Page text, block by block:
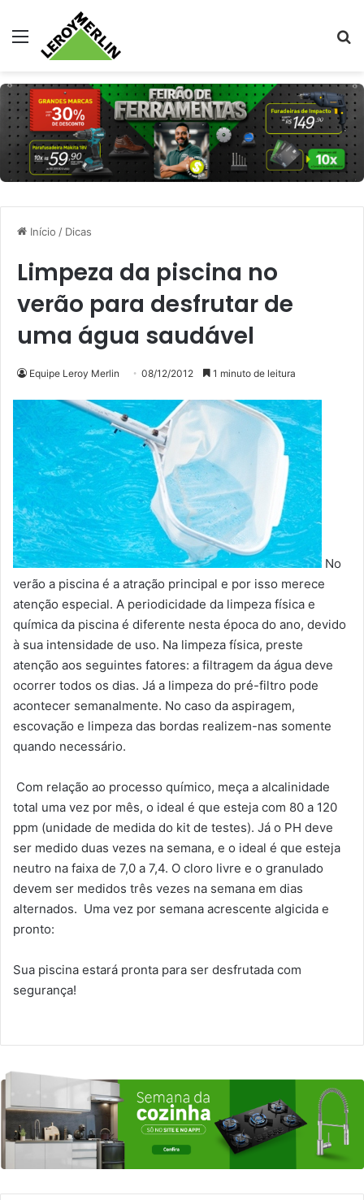
Menu
Início / Dicas
Limpeza da piscina no
verão para desfrutar de
uma água saudável
Equipe Leroy Merlin 08/12/2012 1 minuto de leitura
No
verão a piscina é a atração principal e por isso merece
atenção especial. A periodicidade da limpeza física e
química da piscina é diferente nesta época do ano, devido
à sua intensidade de uso. Na limpeza física, preste
atenção aos seguintes fatores: a filtragem da água deve
ocorrer todos os dias. Já a limpeza do pré-filtro pode
acontecer semanalmente. No caso da aspiragem,
escovação e limpeza das bordas realizem-nas somente
quando necessário.
Com relação ao processo químico, meça a alcalinidade
total uma vez por mês, o ideal é que esteja com 80 a 120
ppm (unidade de medida do kit de testes). Já o PH deve
ser medido duas vezes na semana, e o ideal é que esteja
neutro na faixa de 7,0 a 7,4. O cloro livre e o granulado
devem ser medidos três vezes na semana em dias
alternados. Uma vez por semana acrescente algicida e
pronto:
Sua piscina estará pronta para ser desfrutada com
segurança!